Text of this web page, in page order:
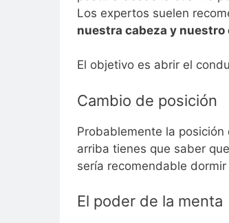
Los expertos suelen
nuestra cabeza y nuestro
El objetivo es abrir el
Cambio de posición
Probablemente la
arriba tienes que saber
sería recomendable
El poder de la menta